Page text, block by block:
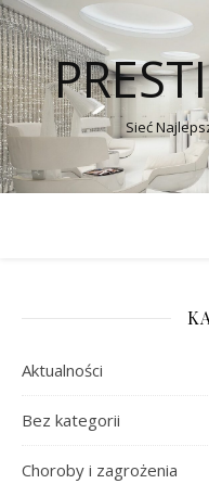
Sieć
Aktualności
Bez kategorii
Choroby i zagrożenia